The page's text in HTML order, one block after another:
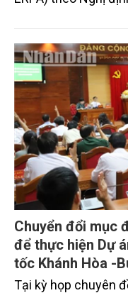
khó khăn…
Chuyển đổi mục
để thực hiện Dự
tốc Khánh Hòa -
Tại kỳ họp chuyên